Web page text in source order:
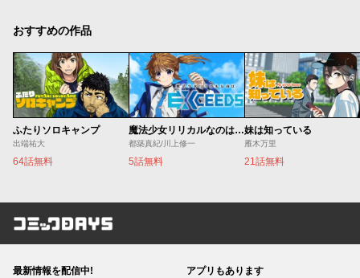
おすすめの作品
ふたりソロキャンプ
出端祐大
64話無料
魔法少女リリカルなのは EXCEEDS
都築真紀/川上修一
5話無料
妹は知っている
雁木万里
21話無料
コミックDAYS
最新情報を配信中! アプリもあります